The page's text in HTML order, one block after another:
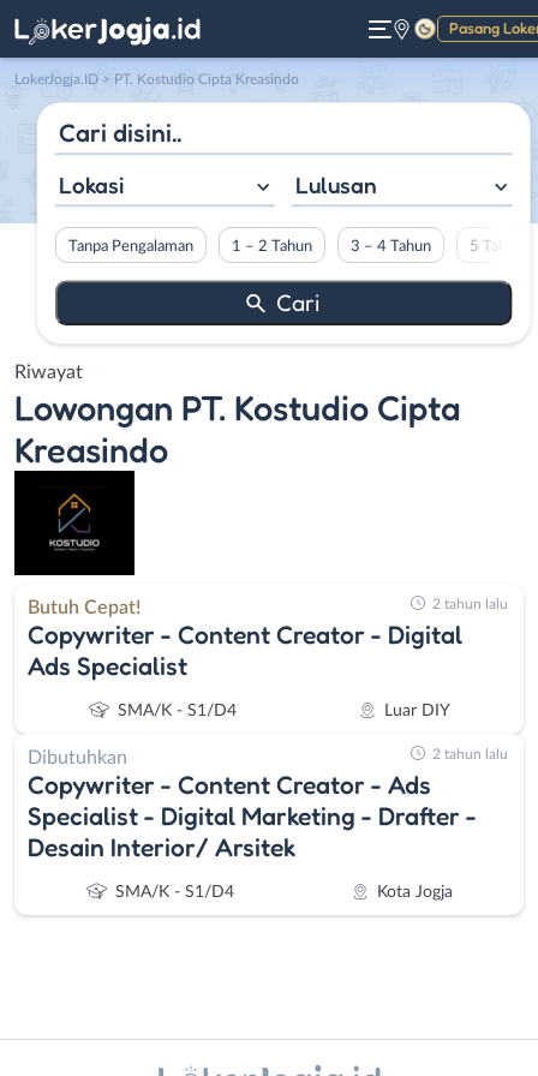
Pasang
Gelap
LokerJogja.ID > PT. Kostudio Cipta Kreasindo
Lokasi Lulusan
Tanpa Pengalaman 1 – 2 Tahun 3 – 4 Tahun 5 Tahun
Riwayat
Lowongan PT. Kostudio Cipta
Kreasindo
Butuh Cepat!
Copywriter - Content Creator - Digital
Ads Specialist
SMA/K - S1/D4 Luar DIY
2 tahun lalu
Dibutuhkan
Copywriter - Content Creator - Ads
Specialist - Digital Marketing - Drafter -
⁠Desain Interior/ Arsitek
SMA/K - S1/D4 Kota Jogja
2 tahun lalu
Administrasi
Bantul